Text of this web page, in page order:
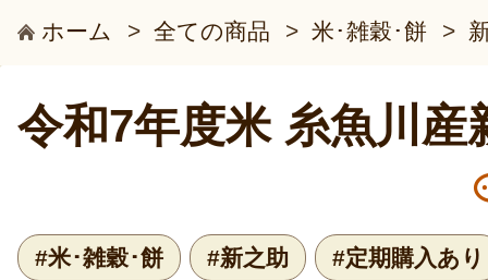
ホーム > 全ての商品 > 米･雑穀･餅 >
令和7年度米 糸魚川産
#米･雑穀･餅 #新之助 #定期購入あり